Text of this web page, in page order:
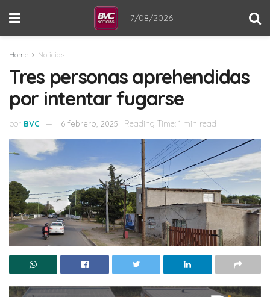
7/08/2026
Home Noticias
Tres personas aprehendidas
por intentar fugarse
por BVC 6 febrero, 2025 Reading Time: 1 min read